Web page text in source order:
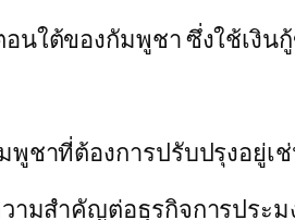
นใต้ของกัมพูชา ซึ่งใช้เงิ
พูชาที่ต้องการปรับปรุงอยู่เ
ามสำคัญต่อธุรกิจการประ